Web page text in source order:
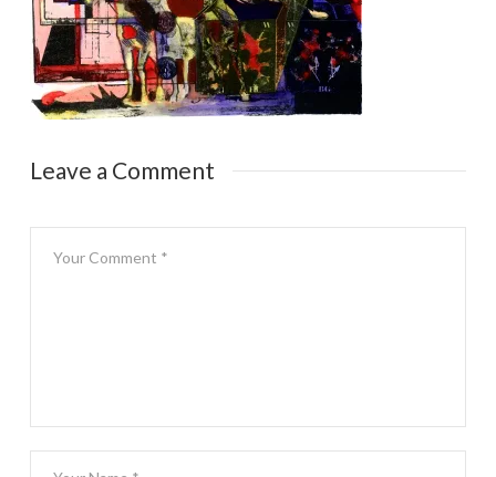
Leave a Comment